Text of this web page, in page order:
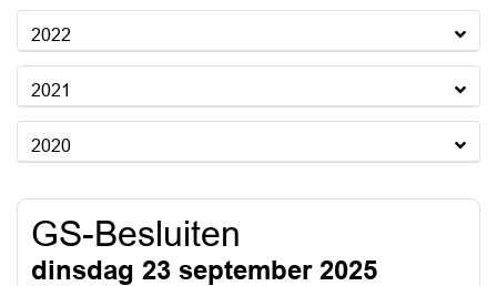
2022
2021
2020
GS-Besluiten
dinsdag 23 september 2025